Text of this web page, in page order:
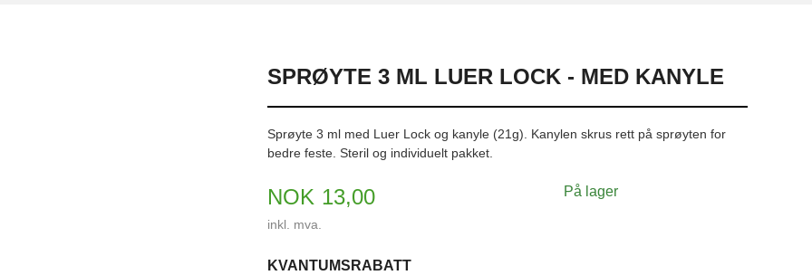
SPRØYTE 3 ML LUER LOCK - MED KANYLE
Sprøyte 3 ml med Luer Lock og kanyle (21g). Kanylen skrus rett på sprøyten for
bedre feste. Steril og individuelt pakket.
Pris
NOK 13,00
inkl. mva.
På lager
KVANTUMSRABATT